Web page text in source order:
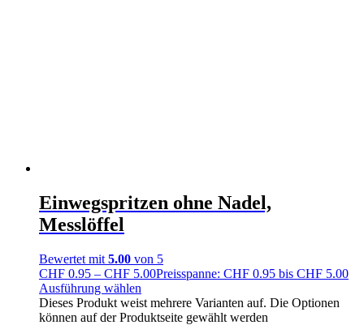
Einwegspritzen ohne Nadel,
Messlöffel
Bewertet mit 5.00 von 5
CHF 0.95 – CHF 5.00Preisspanne: CHF 0.95 bis CHF 5.00
Ausführung wählen
Dieses Produkt weist mehrere Varianten auf. Die Optionen
können auf der Produktseite gewählt werden